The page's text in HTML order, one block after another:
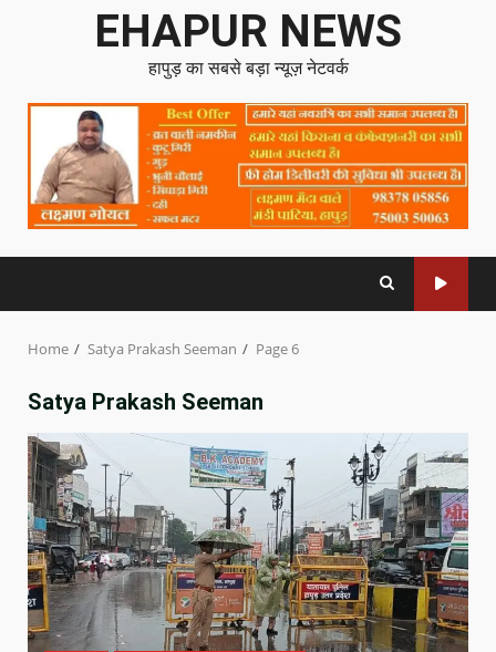
EHAPUR NEWS
हापुड़ का सबसे बड़ा न्यूज़ नेटवर्क
Home Satya Prakash Seeman Page 6
Satya Prakash Seeman